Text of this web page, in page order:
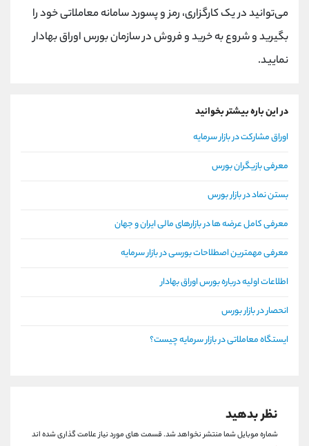
می‌توانید در یک کارگزاری، رمز و پسورد سامانه معاملاتی خود را
بگیرید و شروع به خرید و فروش در سازمان بورس اوراق بهادار
نمایید.
در این باره بیشتر بخوانید
اوراق مشارکت در بازار سرمایه
معرفی بازیگران بورس
بستن نماد در بازار بورس
معرفی کامل عرضه ها در بازارهای مالی ایران و جهان
معرفی مهمترین اصطلاحات بورسی در بازار سرمایه
اطلاعات اولیه درباره بورس اوراق بهادار
انحصار در بازار بورس
ایستگاه معاملاتی در بازار سرمایه چیست؟
نظر بدهید
شماره موبایل شما منتشر نخواهد شد.قسمت های مورد نیاز علامت گذاری شده اند